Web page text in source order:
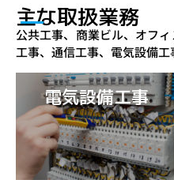
主な取扱業務
公共工事、商業ビル、オフ
工事、通信工事、電気設備工
電気設備工事